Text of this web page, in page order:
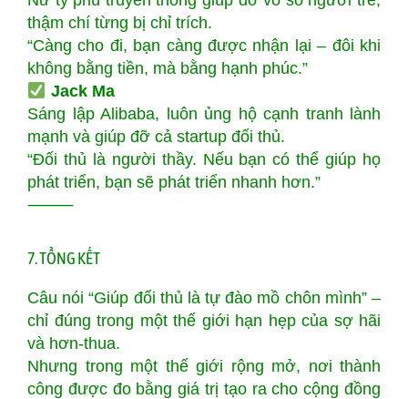
thậm chí từng bị chỉ trích.
“Càng cho đi, bạn càng được nhận lại – đôi khi
không bằng tiền, mà bằng hạnh phúc.”
Jack Ma
Sáng lập Alibaba, luôn ủng hộ cạnh tranh lành
mạnh và giúp đỡ cả startup đối thủ.
“Đối thủ là người thầy. Nếu bạn có thể giúp họ
phát triển, bạn sẽ phát triển nhanh hơn.”
⸻
7. TỔNG KẾT
Câu nói “Giúp đối thủ là tự đào mồ chôn mình” –
chỉ đúng trong một thế giới hạn hẹp của sợ hãi
và hơn-thua.
Nhưng trong một thế giới rộng mở, nơi thành
công được đo bằng giá trị tạo ra cho cộng đồng